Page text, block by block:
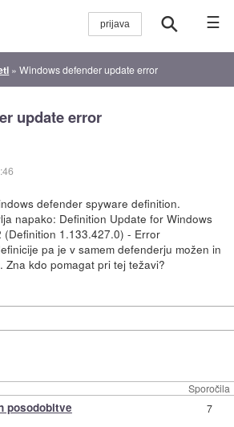
☰
»Windows defender update error
update error
defender spyware definition.
napako: Definition Update for Windows
(Definition 1.133.427.0) - Error
pa je v samem defenderju možen in
Zna kdo pomagat pri tej težavi?
Sporočila
posodobitve 7